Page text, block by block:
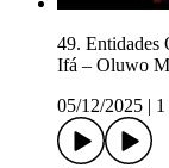
49. Entidades
Ifá – Oluwo
05/12/2025